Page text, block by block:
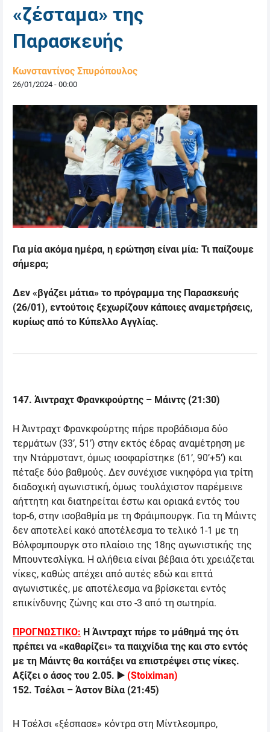
«ζέσταμα» της
Παρασκευής
Κωνσταντίνος Σπυρόπουλος
26/01/2024 - 00:00
Για μία ακόμα ημέρα, η ερώτηση είναι μία: Τι παίζουμε
σήμερα;
Δεν «βγάζει μάτια» το πρόγραμμα της Παρασκευής
(26/01), εντούτοις ξεχωρίζουν κάποιες αναμετρήσεις,
κυρίως από το Κύπελλο Αγγλίας.
147. Άιντραχτ Φρανκφούρτης – Μάιντς (21:30)
Η Άιντραχτ Φρανκφούρτης πήρε προβάδισμα δύο
τερμάτων (33’, 51’) στην εκτός έδρας αναμέτρηση με
την Ντάρμσταντ, όμως ισοφαρίστηκε (61’, 90’+5’) και
πέταξε δύο βαθμούς. Δεν συνέχισε νικηφόρα για τρίτη
διαδοχική αγωνιστική, όμως τουλάχιστον παρέμεινε
αήττητη και διατηρείται έστω και οριακά εντός του
top-6, στην ισοβαθμία με τη Φράιμπουργκ. Για τη Μάιντς
δεν αποτελεί κακό αποτέλεσμα το τελικό 1-1 με τη
Βόλφσμπουργκ στο πλαίσιο της 18ης αγωνιστικής της
Μπουντεσλίγκα. Η αλήθεια είναι βέβαια ότι χρειάζεται
νίκες, καθώς απέχει από αυτές εδώ και επτά
αγωνιστικές, με αποτέλεσμα να βρίσκεται εντός
επικίνδυνης ζώνης και στο -3 από τη σωτηρία.
ΠΡΟΓΝΩΣΤΙΚΟ: Η Άιντραχτ πήρε το μάθημά της ότι
πρέπει να «καθαρίζει» τα παιχνίδια της και στο εντός
με τη Μάιντς θα κοιτάξει να επιστρέψει στις νίκες.
Αξίζει ο άσος του 2.05. ▶️ (Stoiximan)
152. Τσέλσι – Άστον Βίλα (21:45)
Η Τσέλσι «ξέσπασε» κόντρα στη Μίντλεσμπρο,